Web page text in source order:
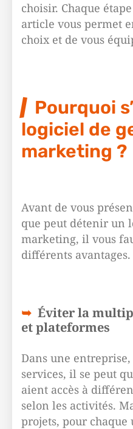
choisir. Chaque
article vous permet
choix et de vous
Pourquoi
logiciel de
marketing ?
Avant de vous
que peut détenir un
marketing, il vous
différents avantages.
Éviter la
et plateformes
Dans une
services, il se peut
aient accès à
selon les activités.
projets, pour chaque